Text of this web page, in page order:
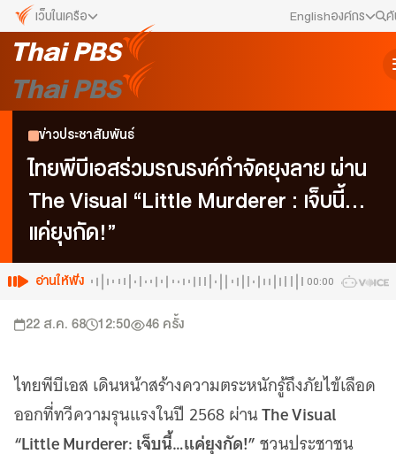
เว็บในเครือ
เว็บไซต์ในเครือ
ALTV
VIPA
พื้นที่นำเสนอวาระของสังคม
Thai PBS Kids
Thai PBS Podcast
View The World via The Voice
Thai PBS World
เว็บไซต์บริการ
C-SITE
เพราะพลังการสื่อสารอยู่ในมือคุณ
Englishองค์กร
ข่าวประชาสัมพันธ์
คณะกรรมการนโยบาย ส.ส.ท.
สภาผู้ชมและผู้ฟังรายการ
ค้
ข่าวประชาสัมพันธ์
ไทยพีบีเอสร่วมรณรงค์กำจัดยุงลาย ผ่าน
The Visual “Little Murderer : เจ็บนี้…
แค่ยุงกัด!”
อ่านให้ฟัง 00:00
22 ส.ค. 68 12:50 46 ครั้ง
ไทยพีบีเอส เดินหน้าสร้างความตระหนักรู้ถึงภัยไข้เลือด
ออกที่ทวีความรุนแรงในปี 2568 ผ่านThe Visual
“Little Murderer: เจ็บนี้…แค่ยุงกัด!”ชวนประชาชน